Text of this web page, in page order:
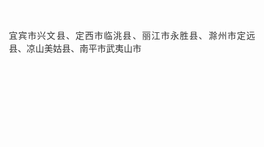
宜宾市兴文县、定西市临洮县、丽江市永胜县、滁州市定远
县、凉山美姑县、南平市武夷山市